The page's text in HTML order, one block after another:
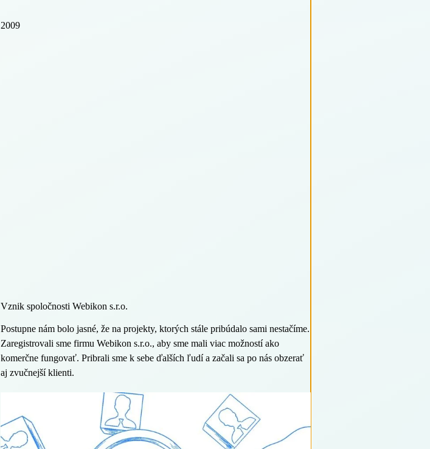
2009
Vznik spoločnosti Webikon s.r.o.
Postupne nám bolo jasné, že na projekty, ktorých stále pribúdalo sami nestačíme.
Zaregistrovali sme firmu Webikon s.r.o., aby sme mali viac možností ako
komerčne fungovať. Pribrali sme k sebe ďalších ľudí a začali sa po nás obzerať
aj zvučnejší klienti.